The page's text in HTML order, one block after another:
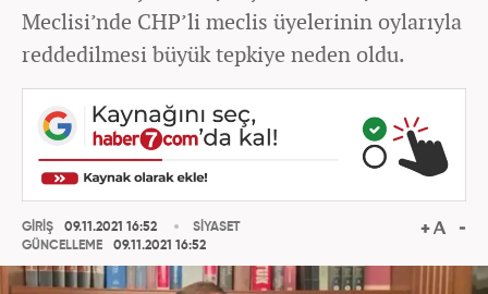
Meclisi’nde CHP’li meclis üyelerinin oylarıyla
reddedilmesi büyük tepkiye neden oldu.
GİRİŞ
09.11.2021 16:52
GÜNCELLEME
09.11.2021 16:52
SİYASET